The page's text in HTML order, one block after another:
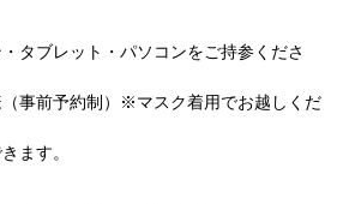
タブレット・パソコンをご持参くださ
事前予約制）※マスク着用でお越しくだ
ます。